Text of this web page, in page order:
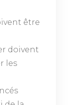
être
doivent
les